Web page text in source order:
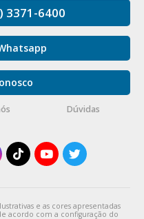
3371-6400
Dúvidas
e as cores apresentadas
acordo com a configuração do